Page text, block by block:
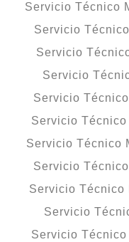
Servicio Técnico
Servicio
Servicio
Servicio
Servicio
Servicio
Servicio Técnico
Servicio
Servicio Técnico
Servicio
Servicio Técnico